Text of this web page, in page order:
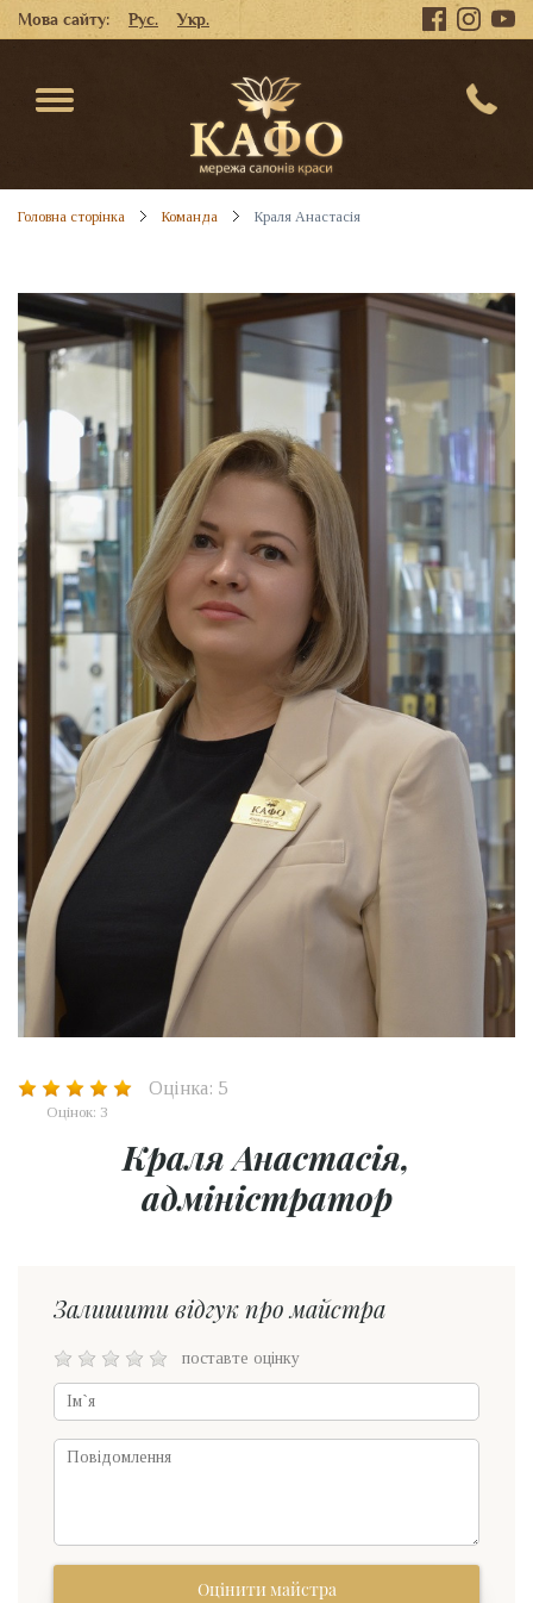
Мова сайту: Рус. Укр.
Головна сторінка Команда Краля Анастасія
Оцінок: 3
Оцінка: 5
Краля Анастасія,
адміністратор
Залишити відгук про майстра
поставте оцінку
Оцінити майстра